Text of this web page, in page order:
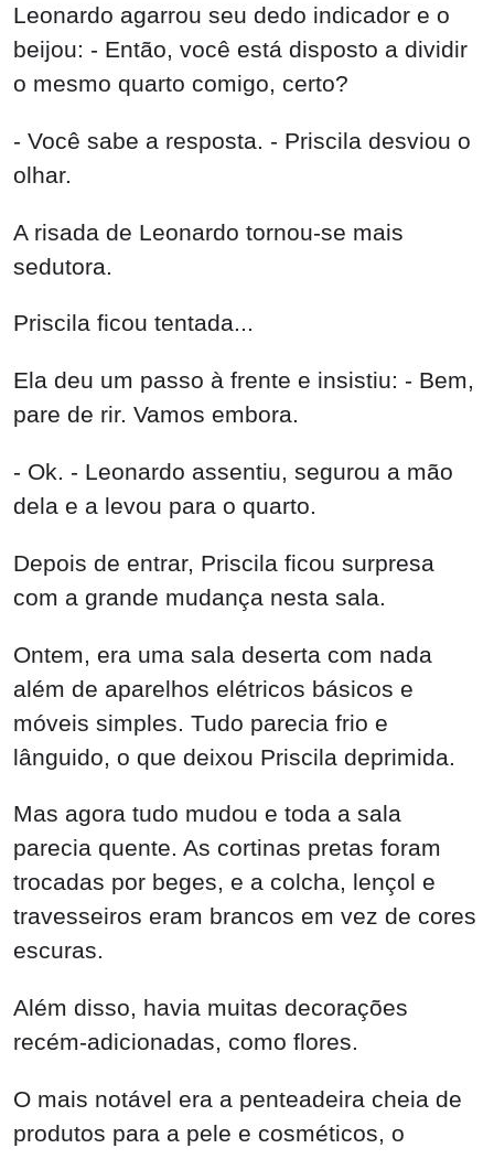
Leonardo agarrou seu dedo indicador e o
beijou: - Então, você está disposto a dividir
o mesmo quarto comigo, certo?
- Você sabe a resposta. - Priscila desviou o
olhar.
A risada de Leonardo tornou-se mais
sedutora.
Priscila ficou tentada...
Ela deu um passo à frente e insistiu: - Bem,
pare de rir. Vamos embora.
- Ok. - Leonardo assentiu, segurou a mão
dela e a levou para o quarto.
Depois de entrar, Priscila ficou surpresa
com a grande mudança nesta sala.
Ontem, era uma sala deserta com nada
além de aparelhos elétricos básicos e
móveis simples. Tudo parecia frio e
lânguido, o que deixou Priscila deprimida.
Mas agora tudo mudou e toda a sala
parecia quente. As cortinas pretas foram
trocadas por beges, e a colcha, lençol e
travesseiros eram brancos em vez de cores
escuras.
Além disso, havia muitas decorações
recém-adicionadas, como flores.
O mais notável era a penteadeira cheia de
produtos para a pele e cosméticos, o